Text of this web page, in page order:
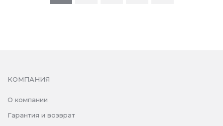
КОМПАНИЯ
О компании
Гарантия и возврат